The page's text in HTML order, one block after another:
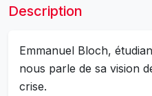
Description
Emmanuel Bloch,
nous parle de sa vision
crise.